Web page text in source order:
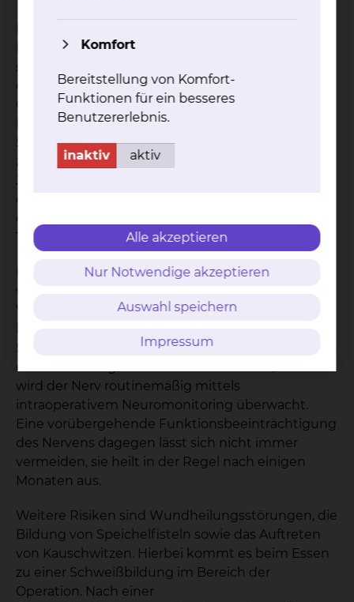
Lagebeziehung zu angrenzenden Strukturen
sowie die Ausdehnung beschreiben, nicht jedoch
die Art des Tumors erkennen. Derartige
Operationen zur Entfernung von Tumoren im
Bereich der Speicheldrüsen (Parotidektomie bzw.
Submandibulektomie) gehören seit Jahrzehnten
zu den Standardverfahren in der HNO-Chirurgie.
Je nach Lage und der Größe des Tumors wird bei
dem Eingriff die gesamte Speicheldrüse oder nur
der tumortragende Teil entfernt. Bei gutartigen
Tumoren sind die Heilungschancen sehr gut.
Da der Gesichtsnerv durch die Ohrspeicheldrüse
verläuft, besteht prinzipiell die Gefahr einer
Verletzung des Nervens. Ein bösartiger Tumor
Standardisierung der Operationsschritte ist jedoch
eine Verletzung des Nervens sehr selten; auch
wird der Nerv routinemäßig mittels
intraoperativem Neuromonitoring überwacht.
Eine vorübergehende Funktionsbeeinträchtigung
des Nervens dagegen lässt sich nicht immer
vermeiden, sie heilt in der Regel nach einigen
Monaten aus.
Weitere Risiken sind Wundheilungsstörungen, die
Bildung von Speichelfisteln sowie das Auftreten
von Kauschwitzen. Hierbei kommt es beim Essen
zu einer Schweißbildung im Bereich der
Operation. Nach einer
Komfort
Bereitstellung von Komfort-
Funktionen für ein besseres
Benutzererlebnis.
inaktiv aktiv
Alle akzeptieren
Nur Notwendige akzeptieren
Auswahl speichern
Impressum